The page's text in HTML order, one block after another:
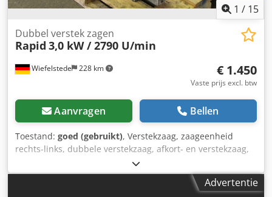
1 / 15
Wiefelstede 228 km
Dubbel verstek zagen
Rapid 3,0 kW / 2790 U/min
€ 1.450
Vaste prijs excl. btw
Aanvragen Bellen
Toestand: goed (gebruikt), Verstekzaag, zaageenheid
rechts-links, dubbele verstekzaag, afkort- en verstekzaag,
dubbele kopprofileermachine - Dubbele verstekzaag:
zaageenheid rechts en links uit zaag-boor-/freesautomaat
Rapid DGL / BFA - Motor: Himmel 3,0 kW / 2790 tpm -Advertentie